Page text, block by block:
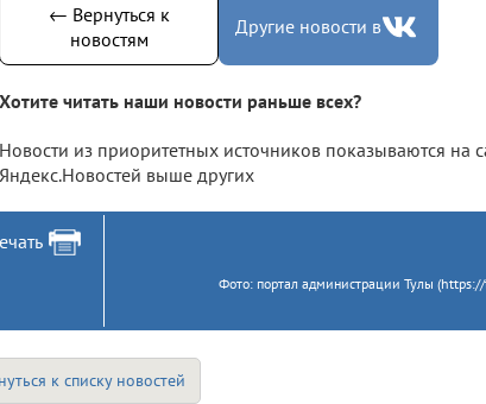
← Вернуться к
новостям
Другие новости в
Хотите читать наши новости раньше всех?
Новости из приоритетных источников показываются на
Яндекс.Новостей выше других
Фото: портал администрации Тулы
к списку новостей